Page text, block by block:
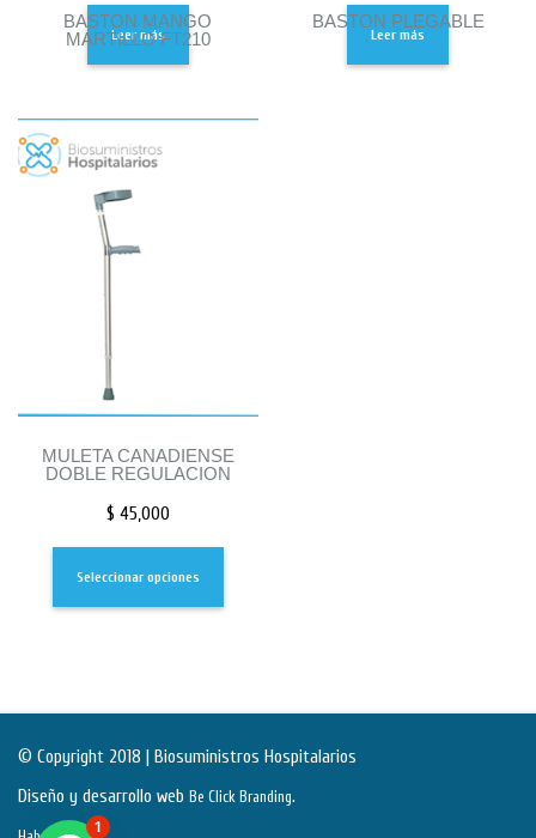
BASTON MANGO
MARTILLO FT210
Leer más
BASTON PLEGABLE
Leer más
MULETA CANADIENSE
DOBLE REGULACION
$ 45,000
Seleccionar opciones
© Copyright 2018 | Biosuministros Hospitalarios
Diseño y desarrollo web Be Click Branding.
1